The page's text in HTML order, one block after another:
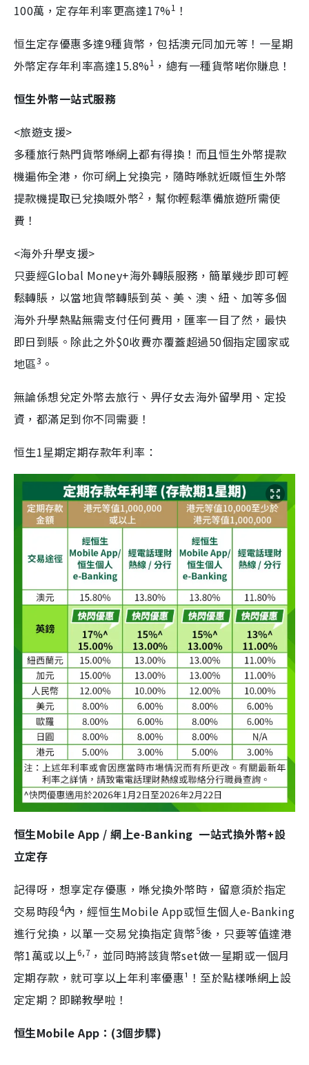
100萬，定存年利率更高達17%1 ！
恒生定存優惠多達9種貨幣，包括澳元同加元等！一星期
外幣定存年利率高達15.8%1 ，總有一種貨幣啱你賺息！
恒生外幣一站式服務
<旅遊支援>
多種旅行熱門貨幣喺網上都有得換！而且恒生外幣提款
機遍佈全港，你可網上兌換完，隨時喺就近嘅恒生外幣
提款機提取已兌換嘅外幣2 ，幫你輕鬆準備旅遊所需使
費！
<海外升學支援>
只要經Global Money+海外轉賬服務，簡單幾步即可輕
鬆轉賬，以當地貨幣轉賬到英、美、澳、紐、加等多個
海外升學熱點無需支付任何費用，匯率一目了然，最快
即日到賬。除此之外$0收費亦覆蓋超過50個指定國家或
地區3 。
無論係想兌定外幣去旅行、畀仔女去海外留學用、定投
資，都滿足到你不同需要！
恒生1星期定期存款年利率：
恒生Mobile App / 網上e-Banking 一站式換外幣+設
立定存
記得呀，想享定存優惠，喺兌換外幣時，留意須於指定
交易時段4內，經恒生Mobile App或恒生個人e-Banking
進行兌換，以單一交易兌換指定貨幣5後，只要等值達港
幣1萬或以上6,7 ，並同時將該貨幣set做一星期或一個月
定期存款，就可享以上年利率優惠¹！至於點樣喺網上設
定定期？即睇教學啦！
恒生Mobile App：(3個步驟)